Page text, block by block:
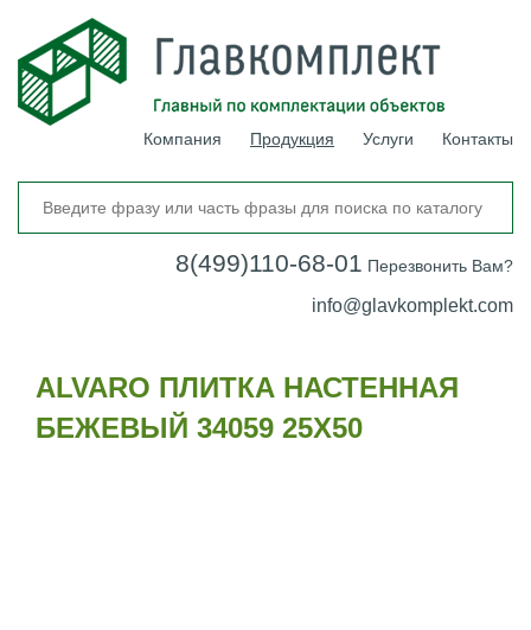
Компания Продукция Услуги Контакты
8(499)110-68-01 Перезвонить Вам?
info@glavkomplekt.com
ALVARO ПЛИТКА НАСТЕННАЯ
БЕЖЕВЫЙ 34059 25Х50